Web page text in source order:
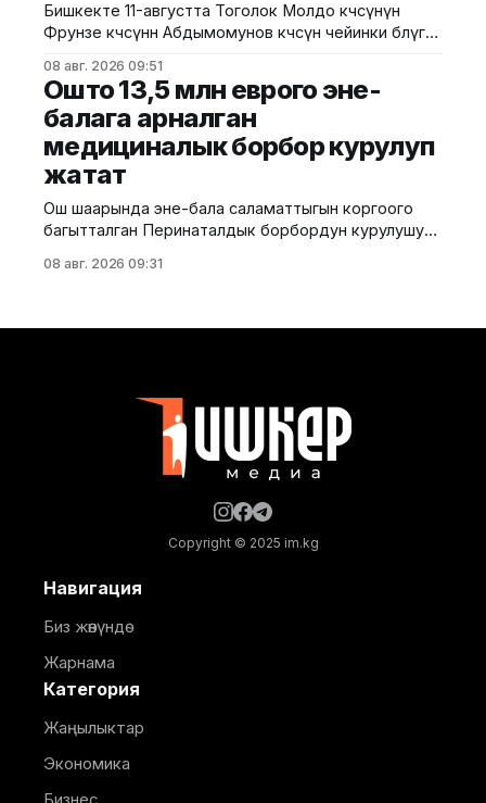
жана долбоордук документтер таризделбестен
жүргүзүлгөн. Жер казууда
Бишкекте 11-августта Тоголок Молдо көчөсүнүн
Фрунзе көчөсүнөн Абдымомунов көчөсүнө чейинки бөлүгү
мэриясынын билдиришкендей, аталган тилкеде
бул убакта курулуш иштери жүргүзүлөт. Ал эми
Фрунзе жана Панфилов көчөлөрүнүн кесилиши
кайрадан унаалар үчүн ачылат. Мэрия
айдоочуларды жол кыймылындагы убактылуу
өзгөрүүлөрдү эске алып, жол белгилеринин
талаптарын так
08 авг. 2026 09:51
Ошто 13,5 млн еврого эне-
балага арналган
медициналык борбор курулуп
жатат
Ош шаарында эне-бала саламаттыгын коргоого
багытталган Перинаталдык борбордун курулушу
министрлигинин басма сөз кызматы билдирди.
энелерге жана ымыркайларга
08 авг. 2026 09:31
Copyright © 2025 im.kg
Навигация
Биз жөнүндө
Жарнама
Категория
Жаңылыктар
Экономика